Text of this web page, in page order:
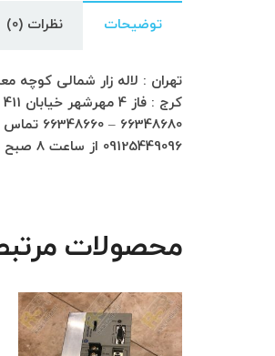
توضیحات نظرات (0)
تهران : لاله زار شمالی کوچه
کرج : فاز 4 مهرشهر خیابان 411 شرقی پلاک 114 واحد 1
66348680 – 66348660 تماس از 8 صبح تا 6 شب
09125449096 از ساعت 8 صبح تا 10 شب
محصولات